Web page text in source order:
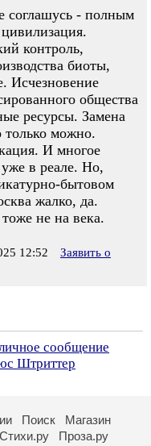
соглашусь - полным
контроль,
биоты,
Исчезновение
общества
ресурсы. Замена
только можно.
И многое
в реале. Но,
бытовом
жалко, да.
не на века.
12:52
Заявить о
сообщение
Штриттер
Поиск
Магазин
Стихи.ру Проза.ру